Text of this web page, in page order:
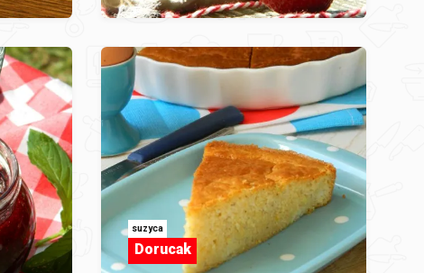
suzyca
Dorucak